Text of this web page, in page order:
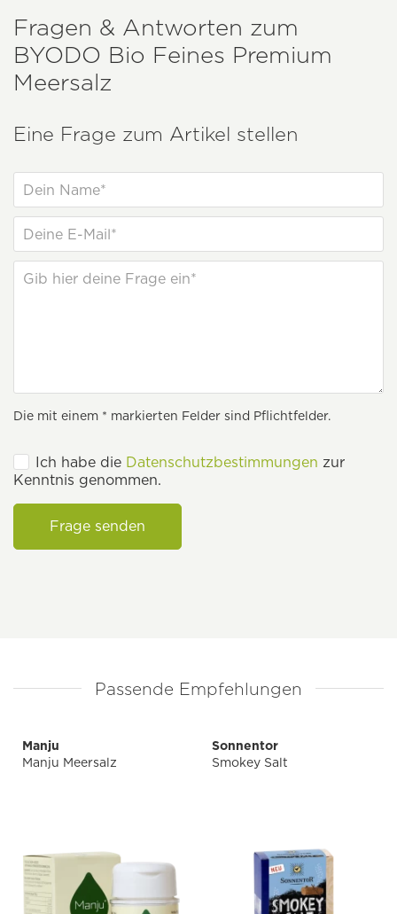
Fragen & Antworten zum
BYODO Bio Feines Premium
Meersalz
Eine Frage zum Artikel stellen
Die mit einem * markierten Felder sind Pflichtfelder.
Ich habe die Datenschutzbestimmungen zur
Kenntnis genommen.
Frage senden
Passende Empfehlungen
Manju
Manju Meersalz
Sonnentor
Smokey Salt